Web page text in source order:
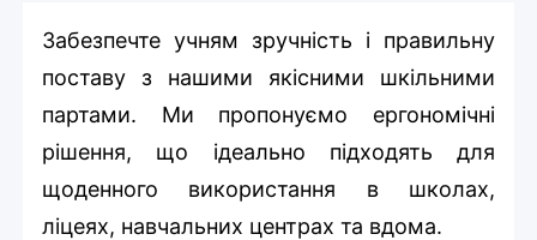
Забезпечте учням зручність і правильну
поставу з нашими якісними шкільними
партами. Ми пропонуємо ергономічні
рішення, що ідеально підходять для
щоденного використання в школах,
ліцеях, навчальних центрах та вдома.